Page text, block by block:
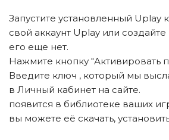
Запустите установленный Uplay
свой аккаунт Uplay или
его еще нет.
Нажмите кнопку "Активировать
Введите ключ , который мы
в Личный кабинет на сайте.
появится в библиотеке ваших
вы можете её скачать,